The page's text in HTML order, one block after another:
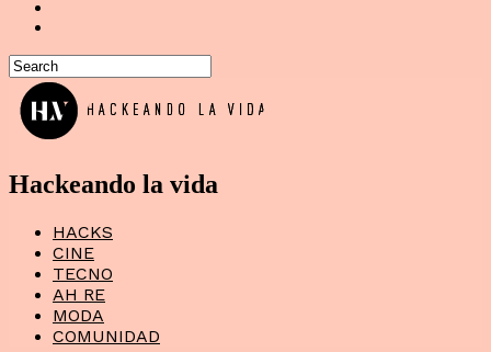
Hackeando la vida
HACKS
CINE
TECNO
AH RE
MODA
COMUNIDAD